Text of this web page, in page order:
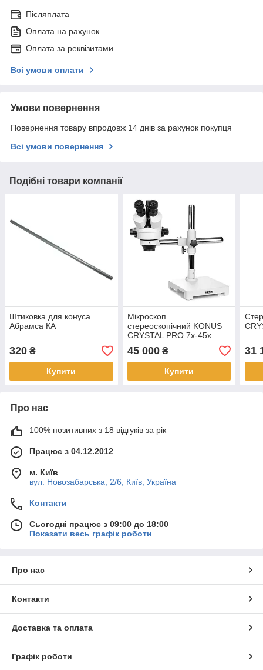
Післяплата
Оплата на рахунок
Оплата за реквізитами
Всі умови оплати
Умови повернення
Повернення товару впродовж 14 днів за рахунок покупця
Всі умови повернення
Подібні товари компанії
Штиковка для конуса
Абрамса КА
320 ₴
Купити
Мікроскоп
стереоскопічний KONUS
CRYSTAL PRO 7x-45x
STEREO
45 000₴
Купити
31
Про нас
100% позитивних з 18 відгуків за рік
Працює з 04.12.2012
м. Київ
вул. Новозабарська, 2/6, Київ, Україна
Контакти
Сьогодні працює з 09:00 до 18:00
Показати весь графік роботи
Про нас
Контакти
Доставка та оплата
Графік роботи